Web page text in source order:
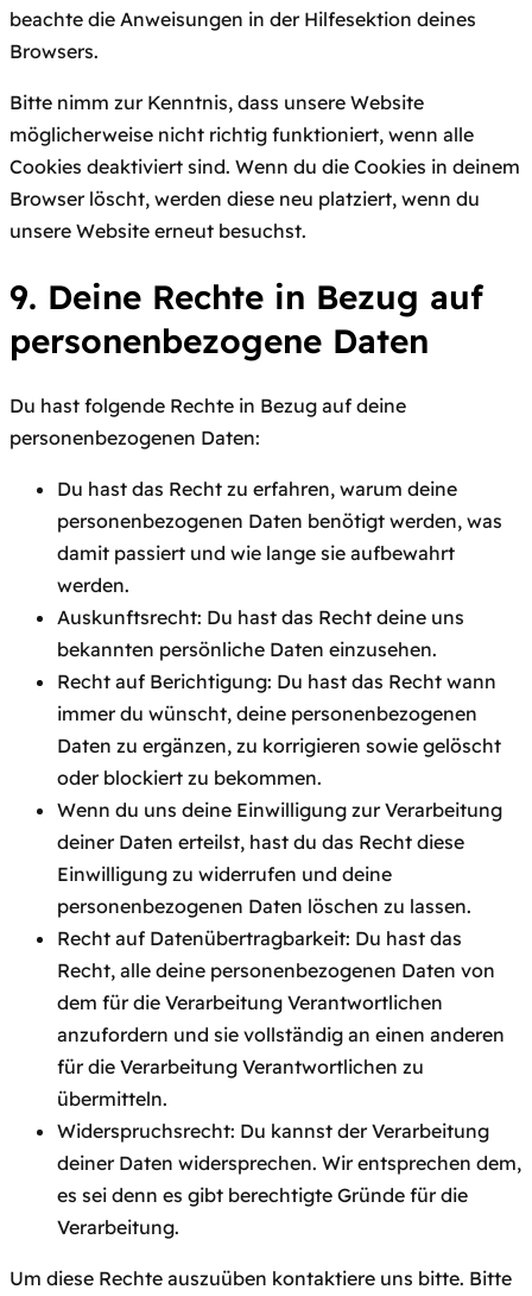
beachte die Anweisungen in der Hilfesektion deines
Browsers.
Bitte nimm zur Kenntnis, dass unsere Website
möglicherweise nicht richtig funktioniert, wenn alle
Cookies deaktiviert sind. Wenn du die Cookies in deinem
Browser löscht, werden diese neu platziert, wenn du
unsere Website erneut besuchst.
9. Deine Rechte in Bezug auf
personenbezogene Daten
Du hast folgende Rechte in Bezug auf deine
personenbezogenen Daten:
Du hast das Recht zu erfahren, warum deine
personenbezogenen Daten benötigt werden, was
damit passiert und wie lange sie aufbewahrt
werden.
Auskunftsrecht: Du hast das Recht deine uns
bekannten persönliche Daten einzusehen.
Recht auf Berichtigung: Du hast das Recht wann
immer du wünscht, deine personenbezogenen
Daten zu ergänzen, zu korrigieren sowie gelöscht
oder blockiert zu bekommen.
Wenn du uns deine Einwilligung zur Verarbeitung
deiner Daten erteilst, hast du das Recht diese
Einwilligung zu widerrufen und deine
personenbezogenen Daten löschen zu lassen.
Recht auf Datenübertragbarkeit: Du hast das
Recht, alle deine personenbezogenen Daten von
dem für die Verarbeitung Verantwortlichen
anzufordern und sie vollständig an einen anderen
für die Verarbeitung Verantwortlichen zu
übermitteln.
Widerspruchsrecht: Du kannst der Verarbeitung
deiner Daten widersprechen. Wir entsprechen dem,
es sei denn es gibt berechtigte Gründe für die
Verarbeitung.
Um diese Rechte auszuüben kontaktiere uns bitte. Bitte